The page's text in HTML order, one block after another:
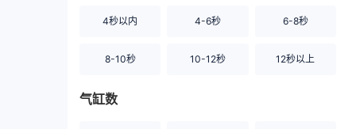
4秒以内 4-6秒 6-8秒
8-10秒 10-12秒 12秒以上
气缸数